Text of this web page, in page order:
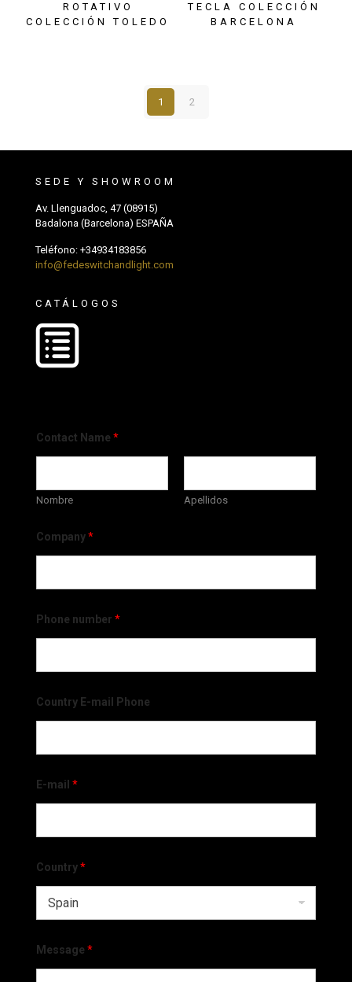
ROTATIVO
COLECCIÓN TOLEDO
TECLA COLECCIÓN
BARCELONA
1 2
SEDE Y SHOWROOM
Av. Llenguadoc, 47 (08915)
Badalona (Barcelona) ESPAÑA
Teléfono: +34934183856
info@fedeswitchandlight.com
CATÁLOGOS
Contact Name *
Nombre Apellidos
Company*
Phone number *
Country E-mail Phone
E-mail *
Country*
Message *